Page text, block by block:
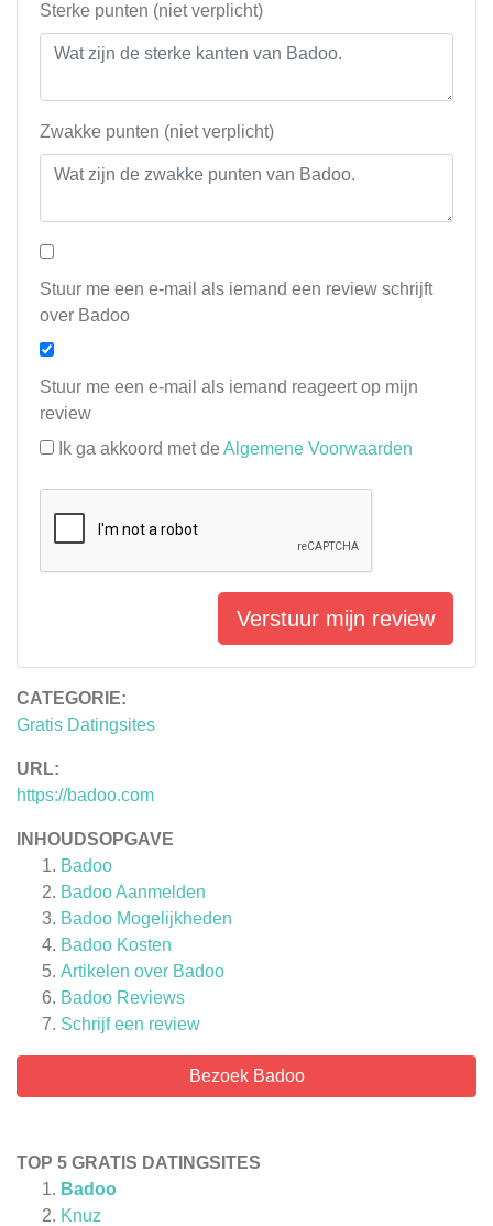
CATEGORIE:
Gratis Datingsites
URL:
https://badoo.com
INHOUDSOPGAVE
Badoo
Badoo Aanmelden
Badoo Mogelijkheden
Badoo Kosten
Artikelen over Badoo
Badoo Reviews
Schrijf een review
Bezoek Badoo
TOP 5 GRATIS DATINGSITES
Badoo
Knuz
Sterke punten (niet verplicht)
Zwakke punten (niet verplicht)
Stuur me een e-mail als iemand een review schrijft
over Badoo
Stuur me een e-mail als iemand reageert op mijn
review
Ik ga akkoord met de Algemene Voorwaarden
Verstuur mijn review